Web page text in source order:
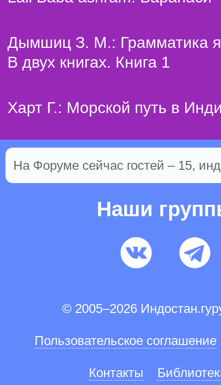
Дымшиц З. М.: Грамматика
В двух книгах. Книга 1
Харт Г.: Морской путь в
На Форуме сейчас гостей – 15,
Наши
© 2005–2026
Пользовательское соглашение
Контакты